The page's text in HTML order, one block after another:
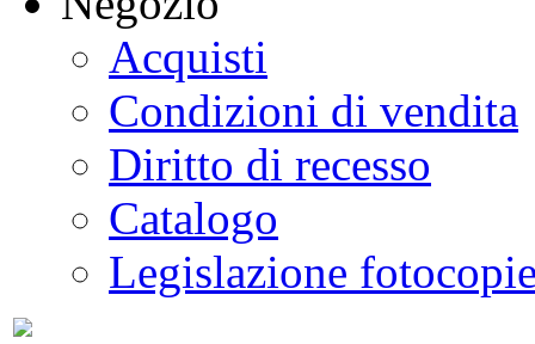
Acquisti
Condizioni di vendita
Diritto di recesso
Catalogo
Legislazione